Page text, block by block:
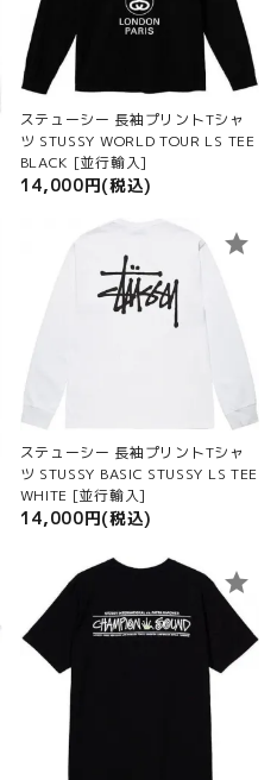
ステューシー 長袖プリントTシャ
ツ STUSSY WORLD TOUR LS TEE
BLACK [並行輸入]
14,000円(税込)
ステューシー 長袖プリントTシャ
ツ STUSSY BASIC STUSSY LS TEE
WHITE [並行輸入]
14,000円(税込)
star
star